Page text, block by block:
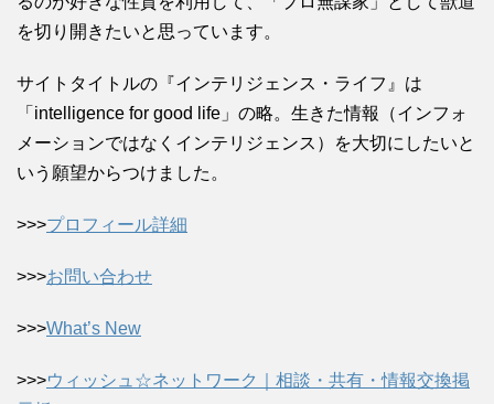
を切り開きたいと思っています。
サイトタイトルの『インテリジェンス・ライフ』は
「intelligence for good life」の略。生きた情報（インフォ
メーションではなくインテリジェンス）を大切にしたいと
いう願望からつけました。
>>>プロフィール詳細
>>>お問い合わせ
>>>What’s New
>>>ウィッシュ☆ネットワーク｜相談・共有・情報交換掲